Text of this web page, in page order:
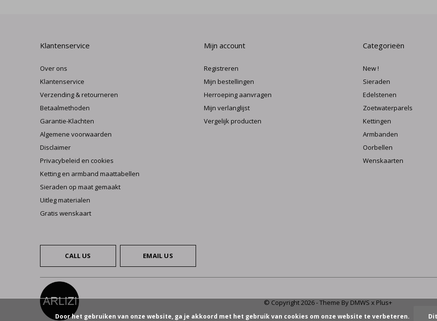
Klantenservice
Over ons
Klantenservice
Verzending & retourneren
Betaalmethoden
Garantie-Klachten
Algemene voorwaarden
Disclaimer
Privacybeleid en cookies
Ketting en armband maattabellen
Sieraden op maat gemaakt
Uitleg materialen
Gratis wenskaart
Mijn account
Registreren
Mijn bestellingen
Herroeping aanvragen
Mijn verlanglijst
Vergelijk producten
Categorieën
New !
Sieraden
Edelstenen
Zoetwaterparels
Kettingen
Armbanden
Oorbellen
Wenskaarten
CALL US EMAIL US
© Copyright2026- Theme By DMWS x Plus+
Door het gebruiken van onze website, ga je akkoord met het gebruik van cookies om onze website te verbeteren.